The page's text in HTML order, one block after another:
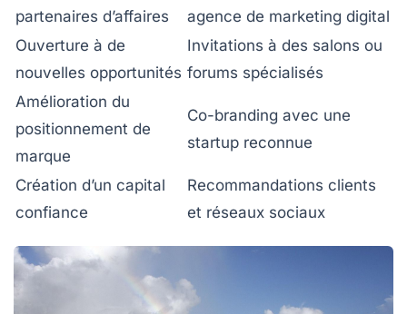
partenaires d’affaires
agence de marketing digital
Ouverture à de
nouvelles opportunités
Invitations à des salons ou
forums spécialisés
Amélioration du
positionnement de
marque
Co-branding avec une
startup reconnue
Création d’un capital
confiance
Recommandations clients
et réseaux sociaux